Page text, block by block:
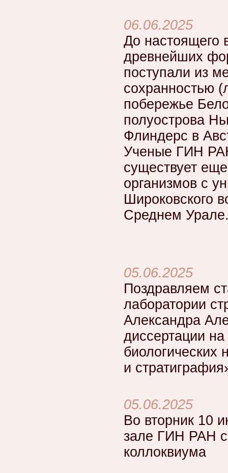
06.06.2025
До настоящего
древнейших
поступали из
сохранностью
побережье
полуострова
Флиндерс в
Ученые ГИН
существует
организмов с
Широковского
Среднем
05.06.2025
Поздравляем
лаборатории
Александра
диссертации
биологических
и
05.06.2025
Во вторник 10
зале ГИН РАН
коллоквиума